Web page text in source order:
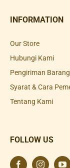
INFORMATION
Our Store
Hubungi Kami
Pengiriman Barang
Syarat & Cara
Tentang Kami
FOLLOW US